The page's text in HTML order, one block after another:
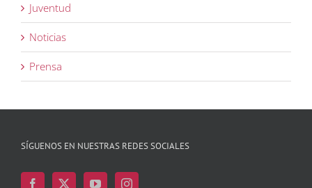
Juventud
Noticias
Prensa
SÍGUENOS EN NUESTRAS REDES SOCIALES